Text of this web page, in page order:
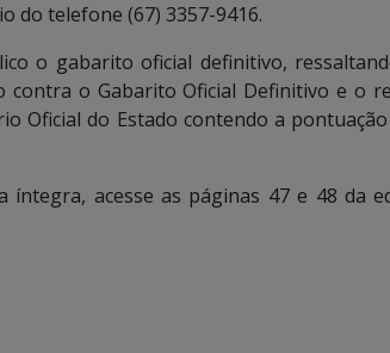
do telefone (67) 3357-9416.
o gabarito oficial definitivo,
contra o Gabarito Oficial Definitivo e o
Oficial do Estado contendo a
acesse as páginas 47 e 48 da